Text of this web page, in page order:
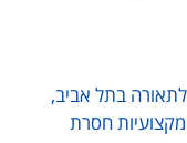
בתל אביב,
חסרת